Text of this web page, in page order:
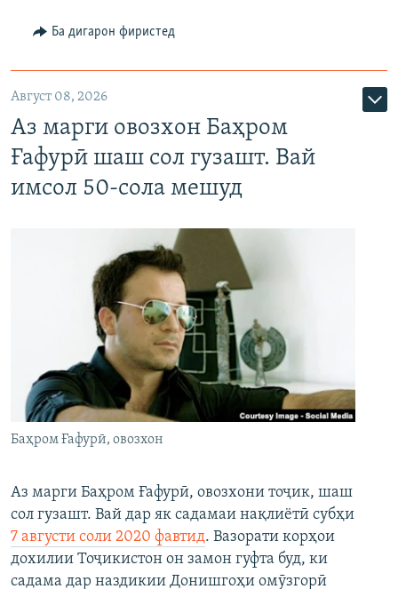
Ба дигарон фиристед
Август 08, 2026
Аз марги овозхон Баҳром
Ғафурӣ шаш сол гузашт. Вай
имсол 50-сола мешуд
Баҳром Ғафурӣ, овозхон
Аз марги Баҳром Ғафурӣ, овозхони тоҷик, шаш
сол гузашт. Вай дар як садамаи нақлиётӣ субҳи
7 августи соли 2020 фавтид. Вазорати корҳои
дохилии Тоҷикистон он замон гуфта буд, ки
садама дар наздикии Донишгоҳи омӯзгорӣ